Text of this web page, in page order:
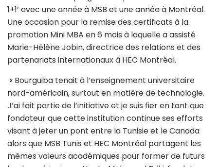
1+1’ avec une année à MSB et une année à Montréal.
Une occasion pour la remise des certificats à la
promotion Mini MBA en 6 mois à laquelle a assisté
Marie-Hélène Jobin, directrice des relations et des
partenariats internationaux à HEC Montréal.
« Bourguiba tenait à l’enseignement universitaire
nord-américain, surtout en matière de technologie.
J’ai fait partie de l’initiative et je suis fier en tant que
fondateur que cette institution continue ses efforts
visant à jeter un pont entre la Tunisie et le Canada
alors que MSB Tunis et HEC Montréal partagent les
mêmes valeurs académiques pour former de futurs